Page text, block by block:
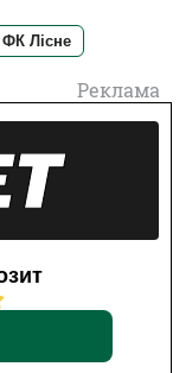
ФК Лісне
Реклама